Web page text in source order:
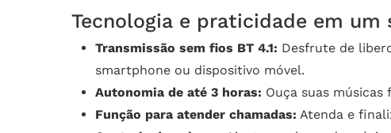
Tecnologia e praticidade em um
Transmissão sem fios BT 4.1: Desfrute de
smartphone ou dispositivo móvel.
Autonomia de até 3 horas: Ouça suas
Função para atender chamadas: Atenda e